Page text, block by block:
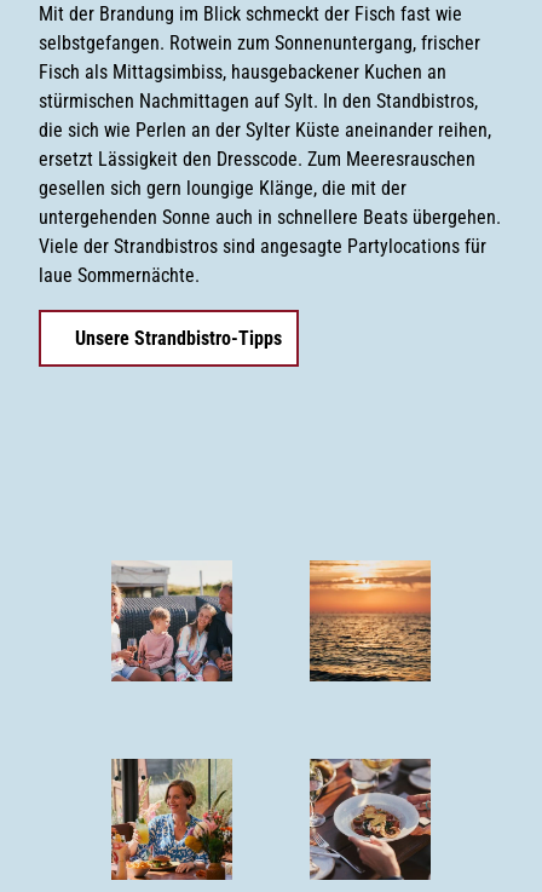
Mit der Brandung im Blick schmeckt der Fisch fast wie
selbstgefangen. Rotwein zum Sonnenuntergang, frischer
Fisch als Mittagsimbiss, hausgebackener Kuchen an
stürmischen Nachmittagen auf Sylt. In den Standbistros,
die sich wie Perlen an der Sylter Küste aneinander reihen,
ersetzt Lässigkeit den Dresscode. Zum Meeresrauschen
gesellen sich gern loungige Klänge, die mit der
untergehenden Sonne auch in schnellere Beats übergehen.
Viele der Strandbistros sind angesagte Partylocations für
laue Sommernächte.
Unsere Strandbistro-Tipps